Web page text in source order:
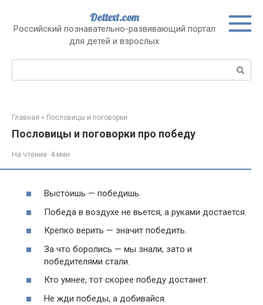
контенту
Dettext.com
Российский познавательно-развивающий портал
для детей и взрослых
Поиск:
Главная » Пословицы и поговорки
Пословицы и поговорки про победу
На чтение: 4 мин
Выстоишь — победишь.
Победа в воздухе не вьется, а руками достается.
Крепко верить — значит победить.
За что боролись — мы знали, зато и
победителями стали.
Кто умнее, тот скорее победу достанет.
Не жди победы, а добивайся.